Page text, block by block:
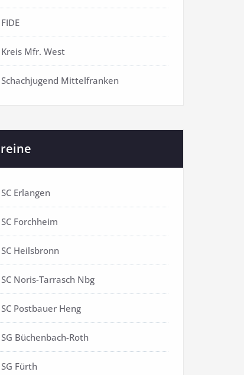
FIDE
Kreis Mfr. West
Schachjugend Mittelfranken
SC Erlangen
SC Forchheim
SC Heilsbronn
SC Noris-Tarrasch Nbg
SC Postbauer Heng
SG Büchenbach-Roth
SG Fürth